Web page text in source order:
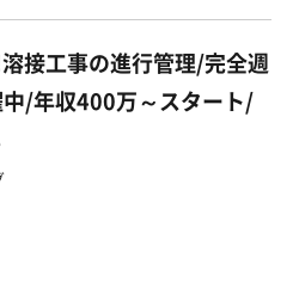
接工事の進行管理/完全週
/年収400万～スタート/